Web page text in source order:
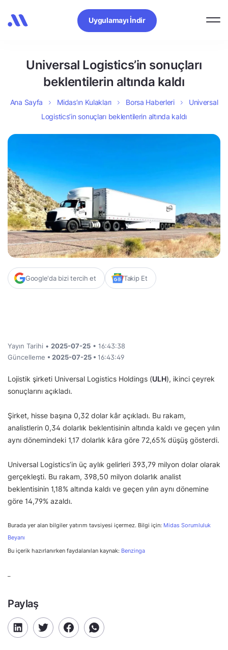
Uygulamayı İndir
Universal Logistics’in sonuçları
beklentilerin altında kaldı
Ana Sayfa Midas’ın Kulakları Borsa Haberleri
Universal
Logistics’in sonuçları beklentilerin altında kaldı
Google'da bizi tercih et Takip Et
Yayın Tarihi • 2025-07-25 • 16:43:38
Güncelleme • 2025-07-25 • 16:43:49
Lojistik şirketi Universal Logistics Holdings (ULH), ikinci çeyrek
sonuçlarını açıkladı.
Şirket, hisse başına 0,32 dolar kâr açıkladı. Bu rakam,
analistlerin 0,34 dolarlık beklentisinin altında kaldı ve geçen yılın
aynı dönemindeki 1,17 dolarlık kâra göre 72,65% düşüş gösterdi.
Universal Logistics’in üç aylık gelirleri 393,79 milyon dolar olarak
gerçekleşti. Bu rakam, 398,50 milyon dolarlık analist
beklentisinin 1,18% altında kaldı ve geçen yılın aynı dönemine
göre 14,79% azaldı.
Burada yer alan bilgiler yatırım tavsiyesi içermez. Bilgi için: Midas Sorumluluk
Beyanı
Bu içerik hazırlanırken faydalanılan kaynak: Benzinga
–
Paylaş